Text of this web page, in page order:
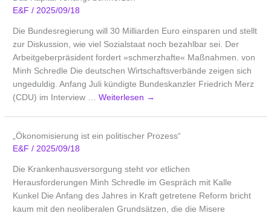
E&F/2025/09/18
Die Bundesregierung will 30 Milliarden Euro einsparen und stellt
zur Diskussion, wie viel Sozialstaat noch bezahlbar sei. Der
Arbeitgeberpräsident fordert »schmerzhafte« Maßnahmen. von
Minh Schredle Die deutschen Wirtschaftsverbände zeigen sich
ungeduldig. Anfang Juli kündigte Bundeskanzler Friedrich Merz
(CDU) im Interview …Weiterlesen →
„Ökonomisierung ist ein politischer Prozess“
E&F/ 2025/09/18
Die Krankenhausversorgung steht vor etlichen
Herausforderungen Minh Schredle im Gespräch mit Kalle
Kunkel Die Anfang des Jahres in Kraft getretene Reform bricht
kaum mit den neoliberalen Grundsätzen, die die Misere